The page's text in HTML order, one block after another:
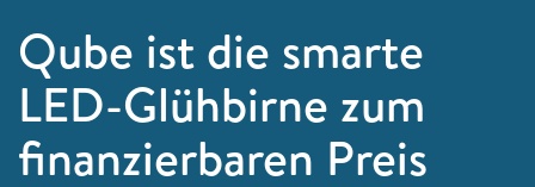
Qube ist die smarte
LED-Glühbirne zum
finanzierbaren Preis